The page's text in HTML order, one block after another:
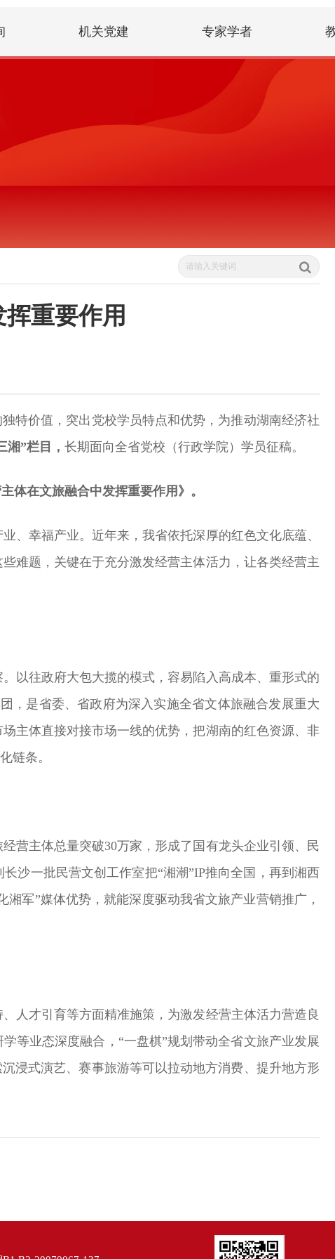
机关党建 专家学者
重要作用
特价值，突出党校学员特点和优势，为推动湖南经济社
”栏目， 长期面向全省党校（行政学院）学员征稿。
体在文旅融合中发挥重要作用》。
、幸福产业。近年来，我省依托深厚的红色文化底蕴、
难题，关键在于充分激发经营主体活力，让各类经营主
以往政府大包大揽的模式，容易陷入高成本、重形式的
，是省委、省政府为深入实施全省文体旅融合发展重大
主体直接对接市场一线的优势，把湖南的红色资源、非
链条。
营主体总量突破30万家，形成了国有龙头企业引领、民
沙一批民营文创工作室把“湘潮”IP推向全国，再到湘西
军”媒体优势，就能深度驱动我省文旅产业营销推广，
人才引育等方面精准施策，为激发经营主体活力营造良
等业态深度融合，“一盘棋”规划带动全省文旅产业发展
浸式演艺、赛事旅游等可以拉动地方消费、提升地方形